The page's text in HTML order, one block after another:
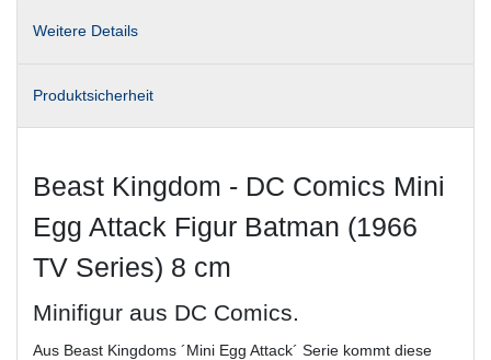
Weitere Details
Produktsicherheit
Beast Kingdom - DC Comics Mini
Egg Attack Figur Batman (1966
TV Series) 8 cm
Minifigur aus DC Comics.
Aus Beast Kingdoms ´Mini Egg Attack´ Serie kommt diese